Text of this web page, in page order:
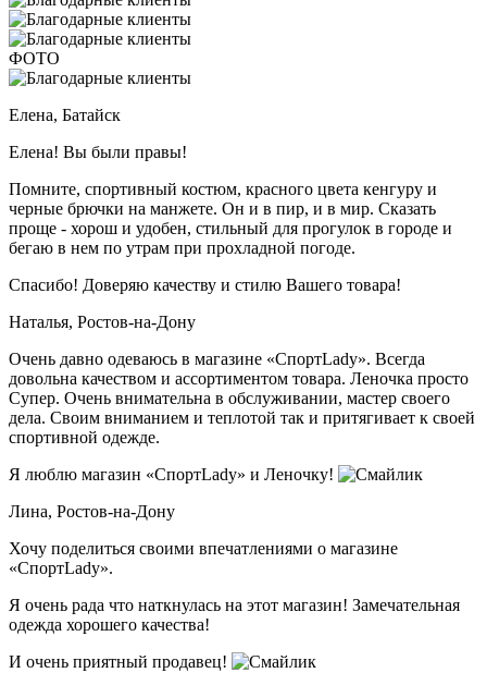
ФОТО
Елена, Батайск
Елена! Вы были правы!
Помните, спортивный костюм, красного цвета кенгуру и
черные брючки на манжете. Он и в пир, и в мир. Сказать
проще - хорош и удобен, стильный для прогулок в городе и
бегаю в нем по утрам при прохладной погоде.
Спасибо! Доверяю качеству и стилю Вашего товара!
Наталья, Ростов-на-Дону
Очень давно одеваюсь в магазине «СпортLady». Всегда
довольна качеством и ассортиментом товара. Леночка просто
Супер. Очень внимательна в обслуживании, мастер своего
дела. Своим вниманием и теплотой так и притягивает к своей
спортивной одежде.
Я люблю магазин «СпортLady» и Леночку!
Лина, Ростов-на-Дону
Хочу поделиться своими впечатлениями о магазине
«СпортLady».
Я очень рада что наткнулась на этот магазин! Замечательная
одежда хорошего качества!
И очень приятный продавец!